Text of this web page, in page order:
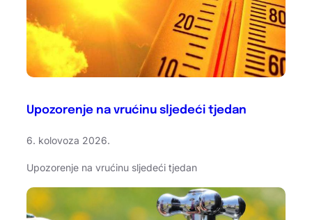
Upozorenje na vrućinu sljedeći tjedan
6. kolovoza 2026.
Upozorenje na vrućinu sljedeći tjedan